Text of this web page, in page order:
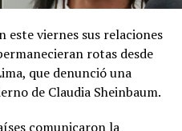
llamado a consultar los
adoptar las medidas de
los efectos de este
entre las
complicaciones de salud.
este viernes sus relaciones
rotas desde
que denunció una
de Claudia Sheinbaum.
comunicaron la